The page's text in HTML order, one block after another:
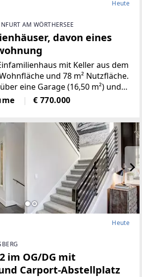
Heute
AM WÖRTHERSEE
davon eines
mit Keller aus dem
und 78 m² Nutzfläche.
eine Garage (16,50 m²) und
Im Keller befinden sich ein
ein Heizraum, ein
€ 770.000
Heute
im OG/DG mit
Carport-Abstellplatz